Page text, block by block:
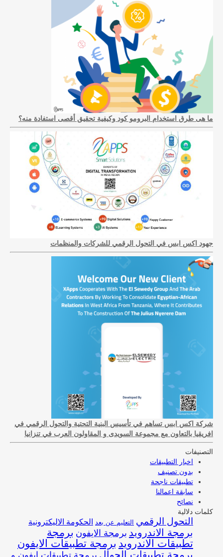
ما هى طرق استخدام البرومو كود وكيفية تحقيق أقصى استفادة منه؟
جهود اكس ابس في التحول الرقمي للشركات والمنظمات
شركة اكس ابس تساهم في تأسيس البنية التحتية والتحول الرقمي في
افريقيا بالتعاون مع مجموعة السويدى و المقاولون العرب في تنزانيا
التصنيفات
اخبار التطبيقات
بدون تصنيف
تطبيقات ناجحة
سابقة اعمالنا
نصائح
كلمات دلالية
التحول الرقمي التعليم عن بعد الحكومة الاليكترونية
برمجة الاندرويد برمجة الايفون برمجة
تطبيقات الاندرويد برمجة تطبيقات الايفون
برمجة تطبيقات الجوال برمجة تطبيقات ايفون و